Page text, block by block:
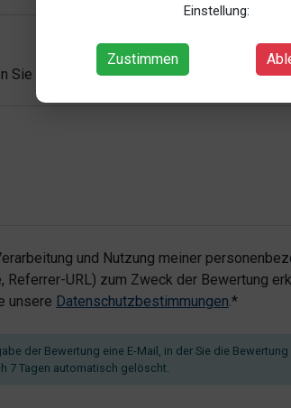
Einstellung:
Zustimmen
Sie vergeben?*
und Nutzung meiner
Referrer-URL) zum Zweck der Bewertung
unsere Datenschutzbestimmungen.*
der Bewertung eine E-Mail, in der Sie die
7 Tagen automatisch gelöscht.